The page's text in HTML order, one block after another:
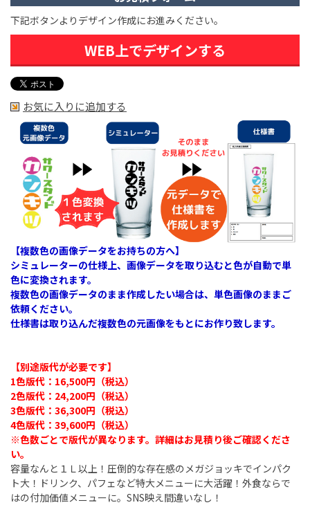
下記ボタンよりデザイン作成にお進みください。
WEB上でデザインする
お気に入りに追加する
【複数色の画像データをお持ちの方へ】
シミュレーターの仕様上、画像データを取り込むと色が自動で単
色に変換されます。
複数色の画像データのまま作成したい場合は、単色画像のままご
依頼ください。
仕様書は取り込んだ複数色の元画像をもとにお作り致します。
【別途版代が必要です】
1色版代：16,500円（税込）​
2色版代：24,200円（税込）​
3色版代：36,300円（税込）​
4色版代：39,600円（税込）
※色数ごとで版代が異なります。詳細はお見積り後ご確認くださ
い。​
容量なんと１Ｌ以上！圧倒的な存在感のメガジョッキでインパク
ト大！ドリンク、パフェなど特大メニューに大活躍！外食ならで
はの付加価値メニューに。SNS映え間違いなし！